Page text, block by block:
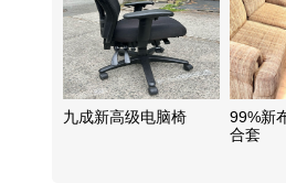
九成新高级电脑椅
99%新
合套